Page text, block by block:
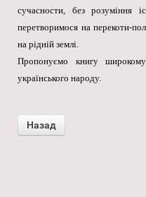
сучасности, без розуміння
перетворимося на перекоти-
на рідній землі.
Пропонуємо книгу широкому
українського народу.